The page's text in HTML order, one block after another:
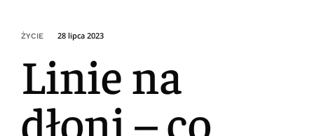
ŻYCIE 28 lipca 2023
Linie na
dłoni – co